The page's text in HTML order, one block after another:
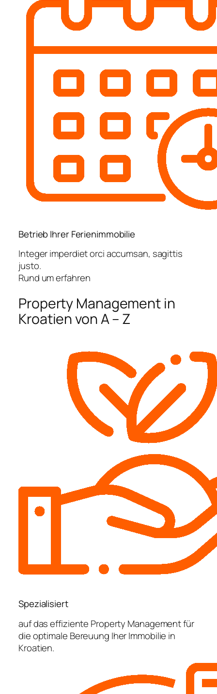
Betrieb Ihrer Ferienimmobilie
Integer imperdiet orci accumsan, sagittis
justo.
Rund um erfahren
Property Management in
Kroatien von A – Z
Spezialisiert
auf das effiziente Property Management für
die optimale Bereuung Iher Immobilie in
Kroatien.